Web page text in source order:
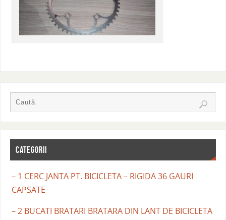
CATEGORII
– 1 CERC JANTA PT. BICICLETA – RIGIDA 36 GAURI
CAPSATE
– 2 BUCATI BRATARI BRATARA DIN LANT DE BICICLETA